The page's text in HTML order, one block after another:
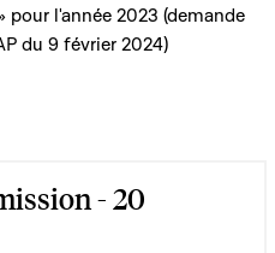
pour l'année 2023 (demande
du 9 février 2024)
- 20